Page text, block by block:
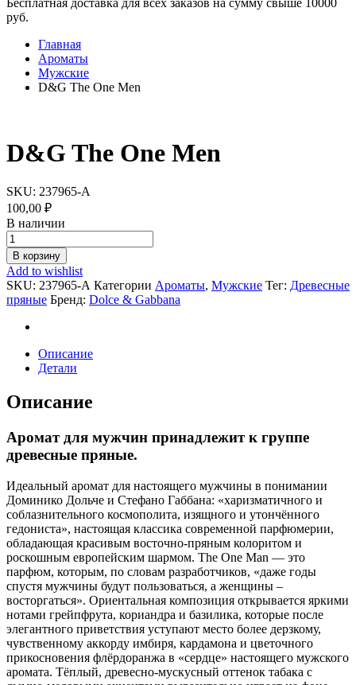
руб.
Главная
Ароматы
Мужские
D&G The One Men
D&G The One Men
SKU: 237965-А
100,00 ₽
В наличии
D&G
The
One
Men
quantity
В корзину
Add to wishlist
SKU: 237965-А Категории Ароматы, Мужские Тег: Древесные
пряные Бренд: Dolce & Gabbana
Описание
Детали
Описание
Аромат для мужчин принадлежит к группе
древесные пряные.
Идеальный аромат для настоящего мужчины в понимании
Доминико Дольче и Стефано Габбана: «харизматичного и
соблазнительного космополита, изящного и утончённого
гедониста», настоящая классика современной парфюмерии,
обладающая красивым восточно-пряным колоритом и
роскошным европейским шармом. The One Man — это
парфюм, которым, по словам разработчиков, «даже годы
спустя мужчины будут пользоваться, а женщины –
восторгаться». Ориентальная композиция открывается яркими
нотами грейпфрута, кориандра и базилика, которые после
элегантного приветствия уступают место более дерзкому,
чувственному аккорду имбиря, кардамона и цветочного
прикосновения флёрдоранжа в «сердце» настоящего мужского
аромата. Тёплый, древесно-мускусный оттенок табака с